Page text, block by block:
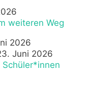
weiteren Weg
2026
Juni 2026